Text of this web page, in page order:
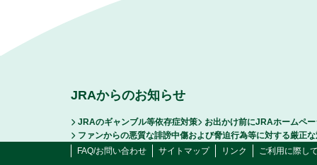
JRAからのお知らせ
JRAのギャンブル等依存症対策
お出かけ前にJRAホームペ
ファンからの悪質な誹謗中傷および脅迫行為等に対する厳正
FAQ/お問い合わせ
サイトマップ リンク ご利用に際し